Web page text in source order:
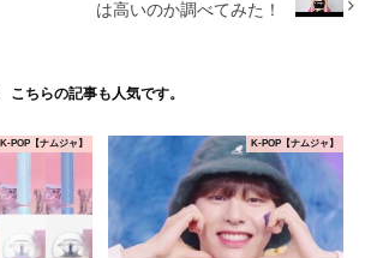
は高いのか調べてみた！
こちらの記事も人気です。
K-POP【ナムジャ】 K-POP【ナムジャ】